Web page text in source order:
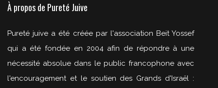
À propos de Pureté Juive
Pureté juive a été créée par l'association Beit Yossef
qui a été fondée en 2004 afin de répondre à une
nécessité absolue dans le public francophone avec
l'encouragement et le soutien des Grands d'Israël :